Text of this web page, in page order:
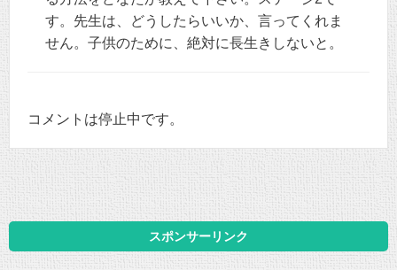
す。先生は、どうしたらいいか、言ってくれま
せん。子供のために、絶対に長生きしないと。
コメントは停止中です。
スポンサーリンク